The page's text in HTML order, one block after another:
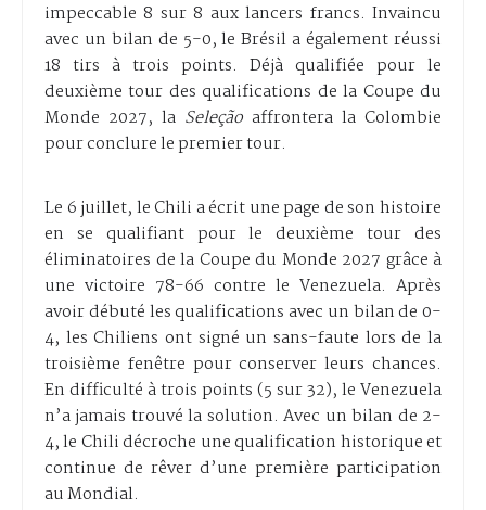
impeccable 8 sur 8 aux lancers francs. Invaincu
avec un bilan de 5-0, le Brésil a également réussi
18 tirs à trois points. Déjà qualifiée pour le
deuxième tour des qualifications de la Coupe du
Monde 2027, la Seleção affrontera la Colombie
pour conclure le premier tour.
Le 6 juillet, le Chili a écrit une page de son histoire
en se qualifiant pour le deuxième tour des
éliminatoires de la Coupe du Monde 2027 grâce à
une victoire 78-66 contre le Venezuela. Après
avoir débuté les qualifications avec un bilan de 0-
4, les Chiliens ont signé un sans-faute lors de la
troisième fenêtre pour conserver leurs chances.
En difficulté à trois points (5 sur 32), le Venezuela
n’a jamais trouvé la solution. Avec un bilan de 2-
4, le Chili décroche une qualification historique et
continue de rêver d’une première participation
au Mondial.